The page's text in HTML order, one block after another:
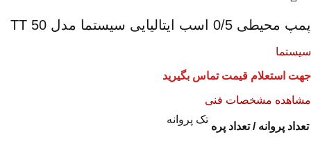
پمپ محیطی 0/5 اسب ایتالیایی سیستما مدل TT 50
سیستما
جهت استعلام قیمت تماس بگیرید
مشاهده مشخصات فنی
تعداد پروانه / تعداد پره
تک پروانه